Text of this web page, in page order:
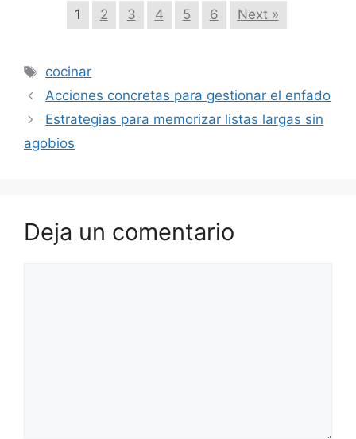
1 2 3 4 5 6 Next »
Etiquetas
cocinar
Acciones concretas para gestionar el enfado
Estrategias para memorizar listas largas sin
agobios
Deja un comentario